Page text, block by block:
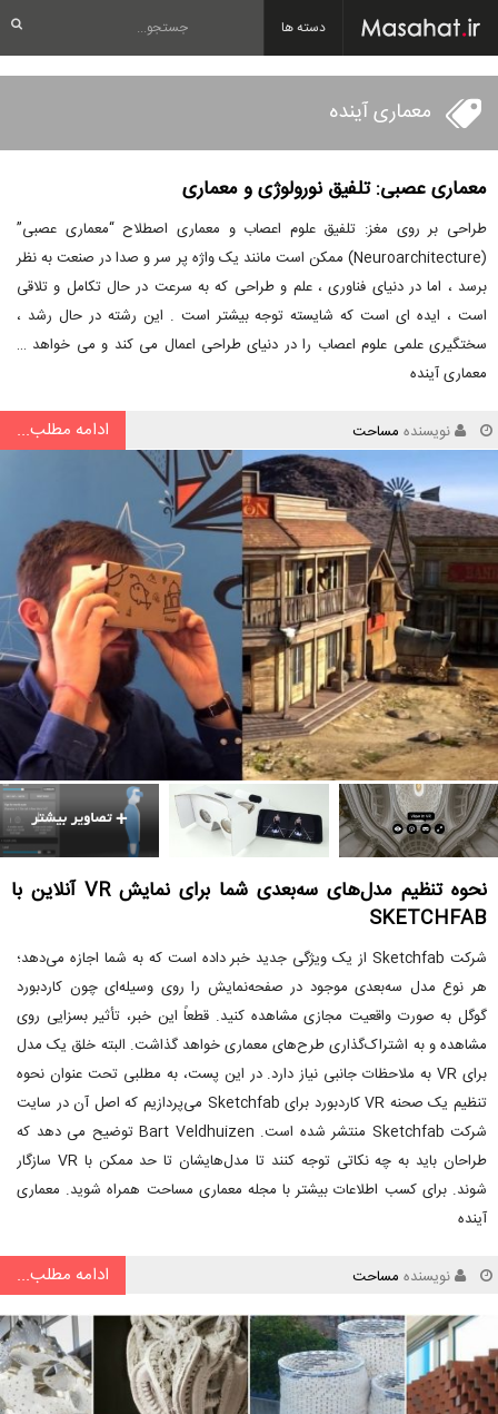
دسته ها
معماری آینده
معماری عصبی: تلفیق نورولوژی و معماری
طراحی بر روی مغز: تلفیق علوم اعصاب و معماری اصطلاح “معماری عصبی”
(Neuroarchitecture) ممکن است مانند یک واژه پر سر و صدا در صنعت به نظر
برسد ، اما در دنیای فناوری ، علم و طراحی که به سرعت در حال تکامل و تلاقی
است ، ایده ای است که شایسته توجه بیشتر است . این رشته در حال رشد ،
سختگیری علمی علوم اعصاب را در دنیای طراحی اعمال می کند و می خواهد …
معماری آینده
نویسنده مساحت ادامه مطلب...
نحوه تنظیم مدل‌های سه‌بعدی شما برای نمایش VR آنلاین با
SKETCHFAB
شرکت Sketchfab از یک ویژگی جدید خبر داده است که به شما اجازه می‌دهد؛
هر نوع مدل سه‌بعدی موجود در صفحه‌نمایش را روی وسیله‌ای چون کاردبورد
گوگل به صورت واقعیت مجازی مشاهده کنید. قطعاً این خبر، تأثیر بسزایی روی
مشاهده و به اشتراک‌گذاری طرح‌های معماری خواهد گذاشت. البته خلق یک مدل
برای VR به ملاحظات جانبی نیاز دارد. در این پست، به مطلبی تحت عنوان نحوه
تنظیم یک صحنه VR کاردبورد برای Sketchfab می‌پردازیم که اصل آن در سایت
شرکت Sketchfab منتشر شده است. Bart Veldhuizen توضیح می دهد که
طراحان باید به چه نکاتی توجه کنند تا مدل‌هایشان تا حد ممکن با VR سازگار
شوند. برای کسب اطلاعات بیشتر با مجله معماری مساحت همراه شوید. معماری
آینده
نویسنده مساحت ادامه مطلب...